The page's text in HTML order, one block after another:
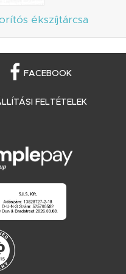
ékszíjtárcsa
FACEBOOK
FELTÉTELEK